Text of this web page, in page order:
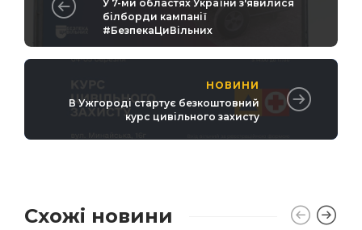
У 7-ми областях України з'явилися
білборди кампанії
#БезпекаЦиВільних
НОВИНИ
В Ужгороді стартує безкоштовний
курс цивільного захисту
Схожі новини